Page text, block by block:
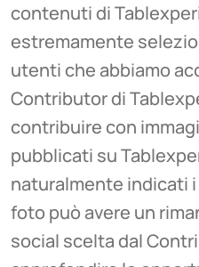
contenuti di
estremamente
utenti che abbiamo
Contributor di
contribuire con
pubblicati su
naturalmente indicati
foto può avere un
social scelta dal